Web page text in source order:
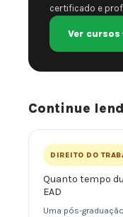
certificado e
Ver cursos
Continue
DIREITO DO
Quanto tempo
EAD
Uma pós-